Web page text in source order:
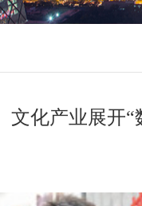
文化产业展开“